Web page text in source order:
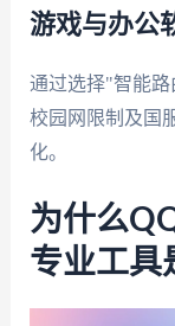
游戏与办公
通过选择"智能路
校园网限制及国
化。
为什么
专业工具